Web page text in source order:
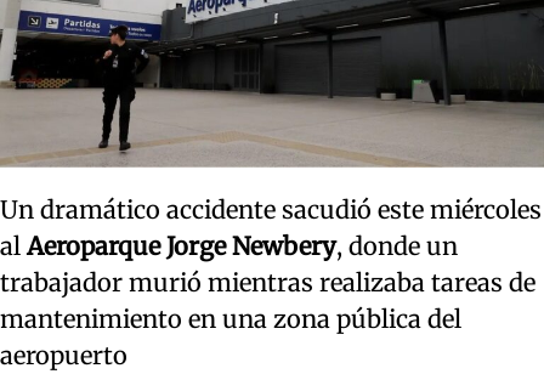
Un dramático accidente sacudió este miércoles
alAeroparque Jorge Newbery, donde un
trabajador murió mientras realizaba tareas de
mantenimiento en una zona pública del
aeropuerto